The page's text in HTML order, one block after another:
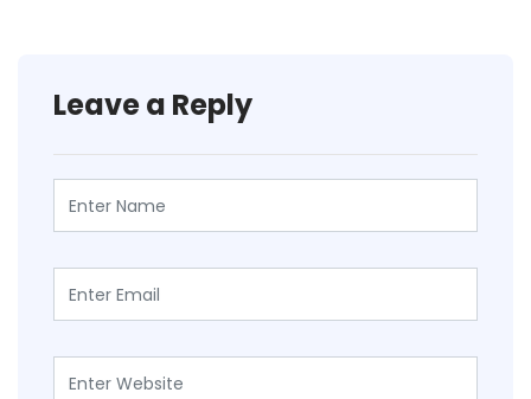
Leave a Reply